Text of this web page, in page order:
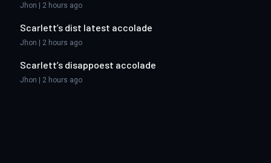
Jhon | 2 hours ago
Scarlett’s dist latest accolade
Jhon | 2 hours ago
Scarlett’s disappoest accolade
Jhon | 2 hours ago